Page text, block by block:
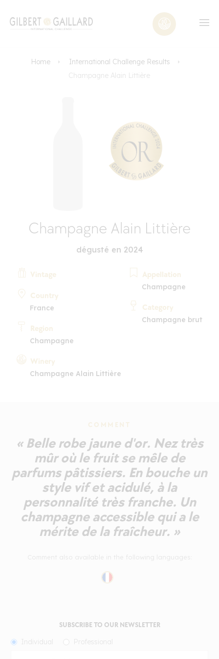
Home
International Challenge Results
Champagne Alain Littière
Champagne Alain Littière
dégusté en 2024
Vintage
Country
France
Region
Champagne
Winery
Champagne Alain Littière
Appellation
Champagne
Category
Champagne brut
COMMENT
« Belle robe jaune d'or. Nez très
mûr où le fruit se mêle de
parfums pâtissiers. En bouche un
style vif et acidulé, à la
personnalité très franche. Un
champagne accessible qui a le
mérite de la fraîcheur. »
SUBSCRIBE TO OUR NEWSLETTER